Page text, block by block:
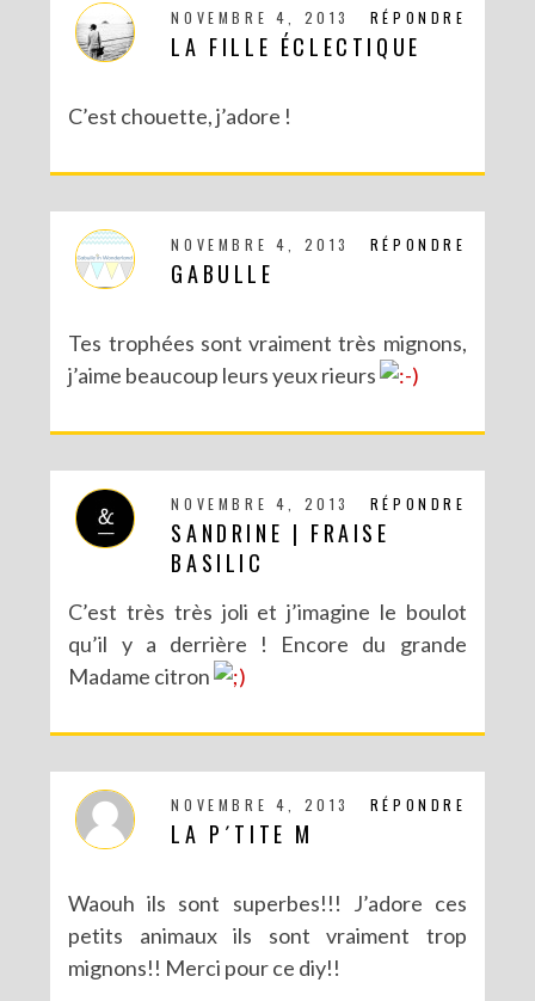
RÉPONDRE
NOVEMBRE 4, 2013
LA FILLE ÉCLECTIQUE
C’est chouette, j’adore !
RÉPONDRE
NOVEMBRE 4, 2013
GABULLE
Tes trophées sont vraiment très mignons,
j’aime beaucoup leurs yeux rieurs
RÉPONDRE
NOVEMBRE 4, 2013
SANDRINE | FRAISE
BASILIC
C’est très très joli et j’imagine le boulot
qu’il y a derrière ! Encore du grande
Madame citron
RÉPONDRE
NOVEMBRE 4, 2013
LA P´TITE M
Waouh ils sont superbes!!! J’adore ces
petits animaux ils sont vraiment trop
mignons!! Merci pour ce diy!!